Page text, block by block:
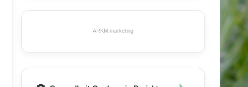
ARKM.marketing